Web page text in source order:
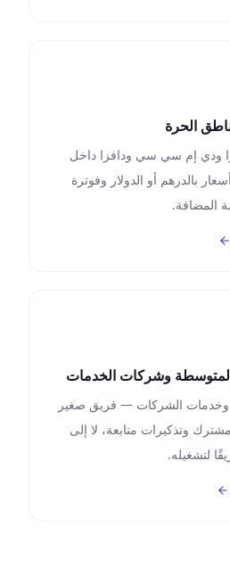
الحرة
ودي إم سي سي ودافزا داخل
بالدرهم أو الدولار وفوترة
المضافة.
وشركات الخدمات
وخدمات الشركات — فريق صغير
وتذكيرات متابعة، لا إلى
لتشغيله.